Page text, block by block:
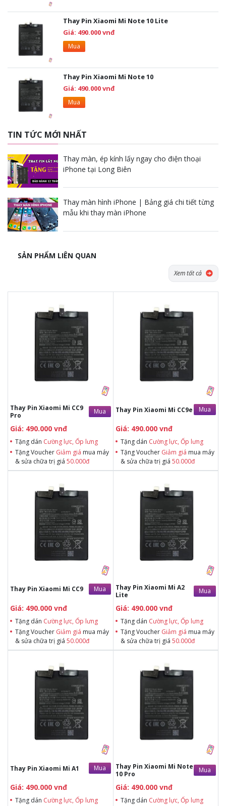
Thay Pin Xiaomi Mi Note 10 Lite
Giá: 490.000 vnđ
Mua
Thay Pin Xiaomi Mi Note 10
Giá: 490.000 vnđ
Mua
TIN TỨC MỚI NHẤT
Thay màn, ép kính lấy ngay cho điện thoại
iPhone tại Long Biên
Thay màn hình iPhone | Bảng giá chi tiết từng
mẫu khi thay màn iPhone
SẢN PHẨM LIÊN QUAN
Xem tất cả
Thay Pin Xiaomi Mi CC9
Pro
Mua
Giá: 490.000 vnđ
Tặng dán Cường lực, Ốp lưng
Tặng Voucher Giảm giá mua máy
& sửa chữa trị giá 50.000đ
Tặng dán Cường lực, Ốp lưng khi
Tặng Voucher Giảm giá mua máy
& sửa chữa trị giá 50.000đTặng dán
Cường lực, Ốp lưng khi mua BHV
Tặng Voucher Giảm giá mua máy
& sửa chữa trị giá 50.000đ
Thay Pin Xiaomi Mi CC9e Mua
Giá: 490.000 vnđ
Tặng dán Cường lực, Ốp lưng
Tặng Voucher Giảm giá mua máy
& sửa chữa trị giá 50.000đ
Tặng dán Cường lực, Ốp lưng khi
Tặng Voucher Giảm giá mua máy
& sửa chữa trị giá 50.000đTặng dán
Cường lực, Ốp lưng khi mua BHV
Tặng Voucher Giảm giá mua máy
& sửa chữa trị giá 50.000đ
Thay Pin Xiaomi Mi CC9 Mua
Giá: 490.000 vnđ
Tặng dán Cường lực, Ốp lưng
Tặng Voucher Giảm giá mua máy
& sửa chữa trị giá 50.000đ
Tặng dán Cường lực, Ốp lưng khi
Tặng Voucher Giảm giá mua máy
& sửa chữa trị giá 50.000đTặng dán
Cường lực, Ốp lưng khi mua BHV
Tặng Voucher Giảm giá mua máy
& sửa chữa trị giá 50.000đ
Thay Pin Xiaomi Mi A2
Lite
Mua
Giá: 490.000 vnđ
Tặng dán Cường lực, Ốp lưng
Tặng Voucher Giảm giá mua máy
& sửa chữa trị giá 50.000đ
Tặng dán Cường lực, Ốp lưng khi
Tặng Voucher Giảm giá mua máy
& sửa chữa trị giá 50.000đTặng dán
Cường lực, Ốp lưng khi mua BHV
Tặng Voucher Giảm giá mua máy
& sửa chữa trị giá 50.000đ
Thay Pin Xiaomi Mi A1 Mua
Giá: 490.000 vnđ
Tặng dán Cường lực, Ốp lưng
Tặng dán Cường lực, Ốp lưng khi
Tặng Voucher Giảm giá mua máy
& sửa chữa trị giá 50.000đTặng dán
Cường lực, Ốp lưng khi mua BHV
Tặng Voucher Giảm giá mua máy
& sửa chữa trị giá 50.000đ
Thay Pin Xiaomi Mi Note
10 Pro
Mua
Giá: 490.000 vnđ
Tặng dán Cường lực, Ốp lưng
Tặng dán Cường lực, Ốp lưng khi
Tặng Voucher Giảm giá mua máy
& sửa chữa trị giá 50.000đTặng dán
Cường lực, Ốp lưng khi mua BHV
Tặng Voucher Giảm giá mua máy
& sửa chữa trị giá 50.000đ